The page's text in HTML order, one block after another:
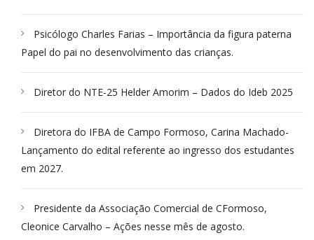
Psicólogo Charles Farias – Importância da figura paterna
Papel do pai no desenvolvimento das crianças.
Diretor do NTE-25 Helder Amorim – Dados do Ideb 2025
Diretora do IFBA de Campo Formoso, Carina Machado-
Lançamento do edital referente ao ingresso dos estudantes
em 2027.
Presidente da Associação Comercial de CFormoso,
Cleonice Carvalho – Ações nesse mês de agosto.